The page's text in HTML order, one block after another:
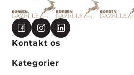
Kontakt os
Kategorier